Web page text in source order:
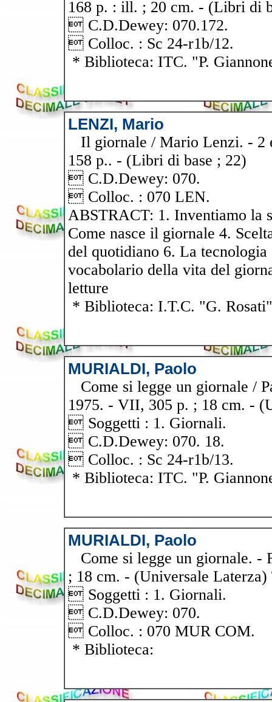
168 p. : ill. ; 20 cm. - (Libri di
 C.D.Dewey: 070.172.
 Colloc. : Sc 24-r1b/12.
* Biblioteca: ITC. "P.
LENZI, Mario
Il giornale / Mario Lenzi. - 2
158 p.. - (Libri di base ; 22)
 C.D.Dewey: 070.
 Colloc. : 070 LEN.
ABSTRACT: 1. Inventiamo la
Come nasce il giornale 4.
del quotidiano 6. La
vocabolario della vita del
letture
* Biblioteca: I.T.C. "G. Rosati"
MURIALDI, Paolo
Come si legge un giornale /
1975. - VII, 305 p. ; 18 cm. -
 Soggetti : 1. Giornali.
 C.D.Dewey: 070. 18.
 Colloc. : Sc 24-r1b/13.
* Biblioteca: ITC. "P.
MURIALDI, Paolo
Come si legge un giornale. -
; 18 cm. - (Universale
 Soggetti : 1. Giornali.
 C.D.Dewey: 070.
 Colloc. : 070 MUR COM.
* Biblioteca: